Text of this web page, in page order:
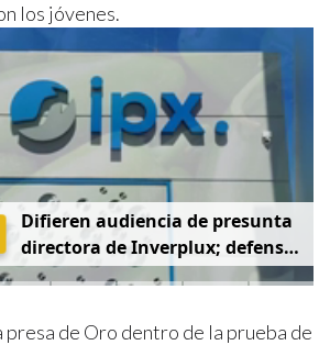
los jóvenes.
Investigan chiles jalapeños de
Sinaloa y Nuevo León por brote
de salmonelosis en Estados
presa de Oro dentro de la prueba de